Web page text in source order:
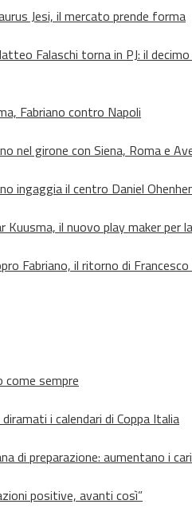
Jesi, il mercato prende forma
Falaschi torna in PJ: il
Fabriano contro Napoli
nel girone con Siena, Roma e
ingaggia il centro Daniel
Kuusma, il nuovo play maker per
Fabriano, il ritorno di Francesco
sempre
i calendari di Coppa Italia
di preparazione: aumentano i
positive, avanti così”